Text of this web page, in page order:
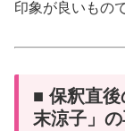
印象が良いもの
■ 保釈直後
末涼子」